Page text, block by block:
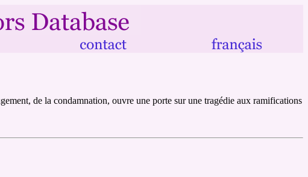
de la condamnation, ouvre une porte sur une tragédie aux ramifications